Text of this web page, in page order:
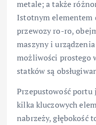
metale; a także
Istotnym elementem
przewozy ro-ro,
maszyny i
możliwości prostego
statków są
Przepustowość
kilka kluczowych
nabrzeży, głębokość